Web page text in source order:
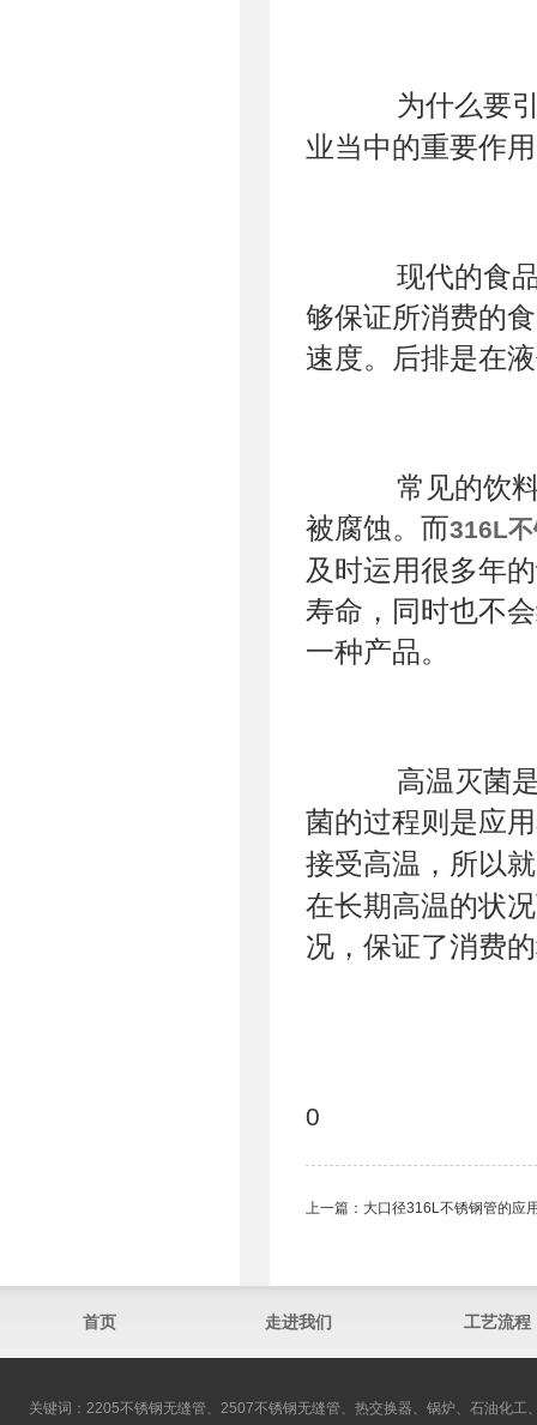
为什么要引
业当中的重要作
现代的食品
够保证所消费的
速度。后排是在
常见的饮料
被腐蚀。而316L
及时运用很多年
寿命，同时也不
一种产品。
高温灭菌是
菌的过程则是应用
接受高温，所以
在长期高温的状
况，保证了消费
0
上一篇： 大口径316L不锈钢管​的应
首页 走进我们 工艺流程
关键词：2205不锈钢无缝管、2507不锈钢无缝管、热交换器、锅炉、石油化